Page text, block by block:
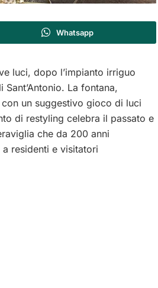
Whatsapp
luci, dopo l’impianto irriguo
La fontana,
un suggestivo gioco di luci
di restyling celebra il passato e
che da 200 anni
residenti e visitatori